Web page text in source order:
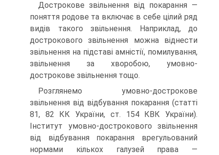
Дострокове звільнення від покарання —
поняття родове та вклю­чає в себе цілий ряд
видів такого звільнення. Наприклад, до
достро­кового звільнення можна віднести
звільнення на підставі амністії, помилування,
звільнення за хворобою, умовно-
дострокове звільнен­ня тощо.
Розглянемо умовно-дострокове
звільнення від відбування пока­рання (статті
81, 82 КК України, ст. 154 КВК України).
Інститут умовно-дострокового звільнення
від відбування покарання врегульо­ваний
нормами кількох галузей права —